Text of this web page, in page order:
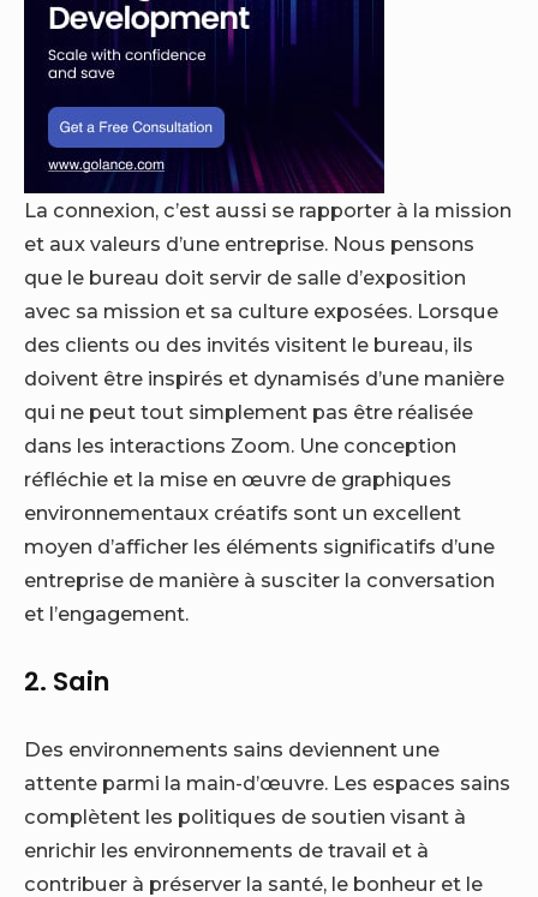
La connexion, c’est aussi se rapporter à la mission
et aux valeurs d’une entreprise. Nous pensons
que le bureau doit servir de salle d’exposition
avec sa mission et sa culture exposées. Lorsque
des clients ou des invités visitent le bureau, ils
doivent être inspirés et dynamisés d’une manière
qui ne peut tout simplement pas être réalisée
dans les interactions Zoom. Une conception
réfléchie et la mise en œuvre de graphiques
environnementaux créatifs sont un excellent
moyen d’afficher les éléments significatifs d’une
entreprise de manière à susciter la conversation
et l’engagement.
2. Sain
Des environnements sains deviennent une
attente parmi la main-d’œuvre. Les espaces sains
complètent les politiques de soutien visant à
enrichir les environnements de travail et à
contribuer à préserver la santé, le bonheur et le